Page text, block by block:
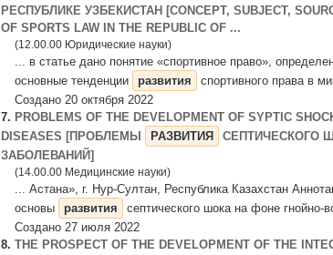
РЕСПУБЛИКЕ УЗБЕКИСТАН [CONCEPT, SUBJECT,
OF SPORTS LAW IN THE REPUBLIC OF ...
(12.00.00 Юридические науки)
... в статье дано понятие «спортивное право»,
основные тенденции
развития
спортивного права в
Создано 20 октября 2022
7. PROBLEMS OF THE DEVELOPMENT OF SYPTIC
DISEASES [ПРОБЛЕМЫ
РАЗВИТИЯ
СЕПТИЧЕСКОГО
ЗАБОЛЕВАНИЙ]
(14.00.00 Медицинские науки)
... Астана», г. Нур-Султан, Республика Казахстан
основы
развития
септического шока на фоне
Создано 27 июля 2022
8. THE PROSPECT OF THE DEVELOPMENT OF THE